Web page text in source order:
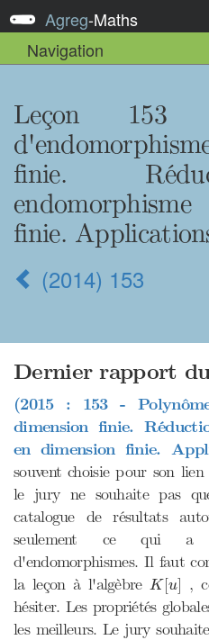
Agreg-Maths
Navigation
Leçon 153
finie.
finie.
(2014) 153
Dernier rapport
(2015 : 153 -
dimension finie.
en dimension finie.
souvent choisie pour son
le jury ne souhaite pas
catalogue de résultats
seulement ce qui a
d'endomorphismes. Il faut
la leçon à l'algèbreK[u]
K[u ] ,
hésiter. Les propriétés
les meilleurs. Le jury